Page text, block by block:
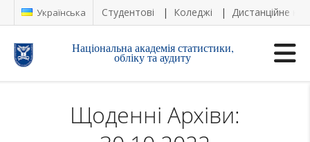
Українська Студентові Коледжі Дистанційне
Національна академія статистики,
обліку та аудиту
Щоденні Архіви: